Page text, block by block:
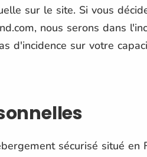
sur le site. Si vous
nous serons dans
d'incidence sur votre
sécurisé situé en